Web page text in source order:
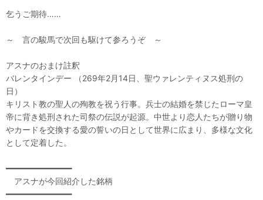
乞うご期待……
～ 言の駿馬で次回も駆けて参ろうぞ ～
アスナのおまけ註釈
バレンタインデー （269年2月14日、聖ウァレンティヌス処刑の
日）
キリスト教の聖人の殉教を祝う行事。兵士の結婚を禁じたローマ皇
帝に背き処刑された司祭の伝説が起源。中世より恋人たちが贈り物
やカードを交換する愛の誓いの日として世界に広まり、多様な文化
として定着した。
━━━━━━━━━━━━━━
アスナが今回紹介した銘柄
━━━━━━━━━━━━━━